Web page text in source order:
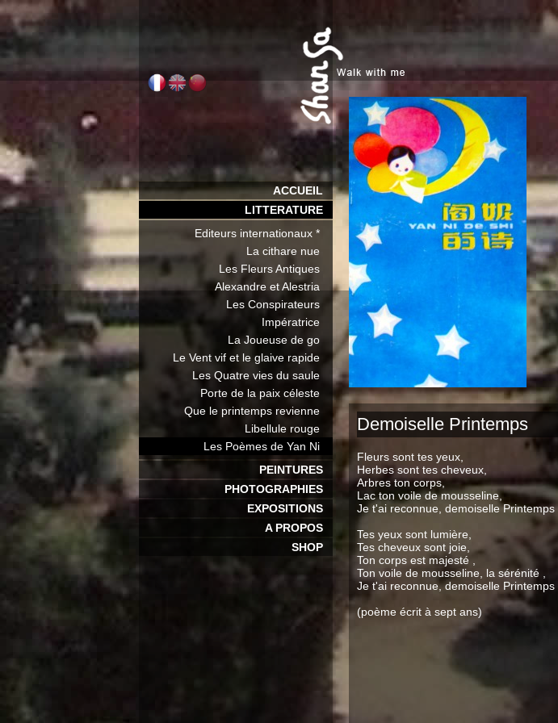
ACCUEIL
LITTERATURE
Editeurs internationaux *
La cithare nue
Les Fleurs Antiques
Alexandre et Alestria
Les Conspirateurs
Impératrice
La Joueuse de go
Le Vent vif et le glaive rapide
Les Quatre vies du saule
Porte de la paix céleste
Que le printemps revienne
Libellule rouge
Les Poèmes de Yan Ni
PEINTURES
PHOTOGRAPHIES
EXPOSITIONS
A PROPOS
SHOP
Demoiselle Printemps
Fleurs sont tes yeux,
Herbes sont tes cheveux,
Arbres ton corps,
Lac ton voile de mousseline,
Je t'ai reconnue, demoiselle Printemps .
Tes yeux sont lumière,
Tes cheveux sont joie,
Ton corps est majesté ,
Ton voile de mousseline, la sérénité ,
Je t'ai reconnue, demoiselle Printemps .
(poème écrit à sept ans)